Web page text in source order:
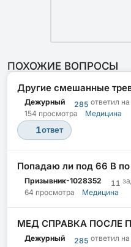
ПОХОЖИЕ ВОПРОСЫ
Другие смешанные
Дежурный 285 ответил
154 просмотра
Медицина
1ответ
Попадаю ли под 66 В
Призывник-1028352 11
64 просмотра
Медицина
МЕД СПРАВКА ПОСЛЕ
Дежурный 285 ответил